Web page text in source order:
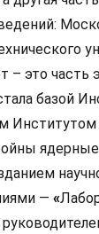
– это часть
базой
Институтом
— «